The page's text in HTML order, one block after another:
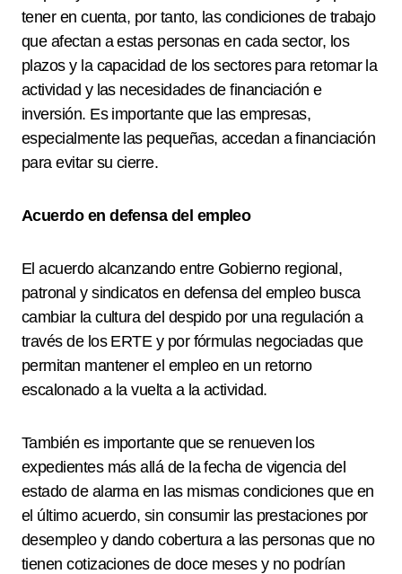
tener en cuenta, por tanto, las condiciones de trabajo
que afectan a estas personas en cada sector, los
plazos y la capacidad de los sectores para retomar la
actividad y las necesidades de financiación e
inversión. Es importante que las empresas,
especialmente las pequeñas, accedan a financiación
para evitar su cierre.
Acuerdo en defensa del empleo
El acuerdo alcanzando entre Gobierno regional,
patronal y sindicatos en defensa del empleo busca
cambiar la cultura del despido por una regulación a
través de los ERTE y por fórmulas negociadas que
permitan mantener el empleo en un retorno
escalonado a la vuelta a la actividad.
También es importante que se renueven los
expedientes más allá de la fecha de vigencia del
estado de alarma en las mismas condiciones que en
el último acuerdo, sin consumir las prestaciones por
desempleo y dando cobertura a las personas que no
tienen cotizaciones de doce meses y no podrían